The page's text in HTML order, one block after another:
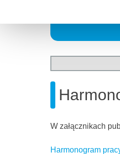
W załącznikach
Harmonogram